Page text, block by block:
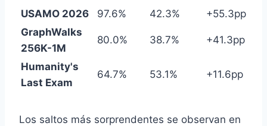
USAMO 2026
97.6% 42.3%
+55.3pp
GraphWalks
256K-1M
80.0% 38.7% +41.3pp
Humanity's
Last Exam
64.7% 53.1% +11.6pp
Los saltos más sorprendentes se observan en